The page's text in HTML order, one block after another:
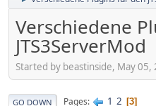
Verschiedene
JTS3ServerMod
Started by beastinside, May 05,
GO DOWN Pages 1 2 3